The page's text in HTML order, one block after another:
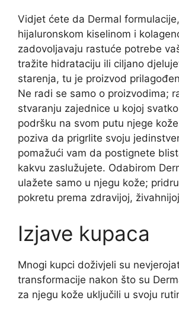
Vidjet ćete da Dermal
hijaluronskom kiselinom i
zadovoljavaju rastuće potrebe
tražite hidrataciju ili ciljano
starenja, tu je proizvod
Ne radi se samo o proizvodima;
stvaranju zajednice u kojoj
podršku na svom putu njege
poziva da prigrlite svoju
pomažući vam da postignete
kakvu zaslužujete. Odabirom
ulažete samo u njegu kože;
pokretu prema zdravijoj,
Izjave kupaca
Mnogi kupci doživjeli su
transformacije nakon što su
za njegu kože uključili u svoju